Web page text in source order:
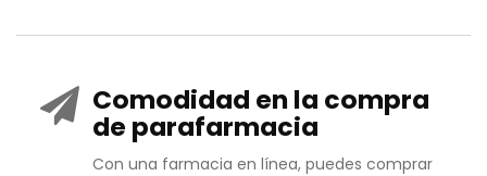
Comodidad en la compra
de parafarmacia
Con una farmacia en línea, puedes comprar